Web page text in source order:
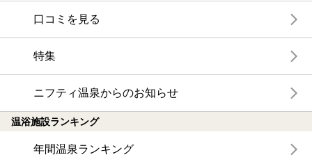
口コミを見る
特集
ニフティ温泉からのお知らせ
温浴施設ランキング
年間温泉ランキング